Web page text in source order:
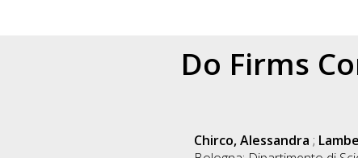
Do Firms
Chirco, Alessandra ;